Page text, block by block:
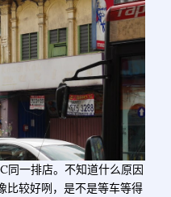
同一排店。不知道什么原因
比较好咧，是不是等车等得